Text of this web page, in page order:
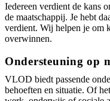
Iedereen verdient de kans
de maatschappij. Je hebt
verdient. Wij helpen je om
overwinnen.
Ondersteuning op
VLOD biedt passende
behoeften en situatie. Of